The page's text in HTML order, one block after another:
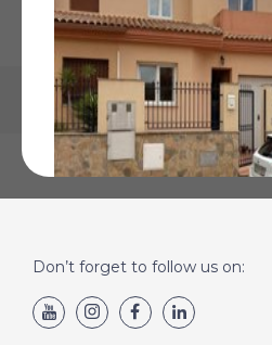
La carte peut ne pas
Pinoso, Alicante
Plus de Détails
Don’t forget to follow us on: